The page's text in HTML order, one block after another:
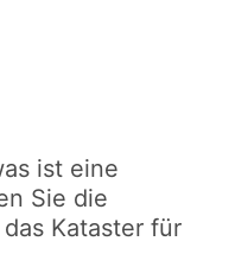
ist eine
Sie die
Kataster für